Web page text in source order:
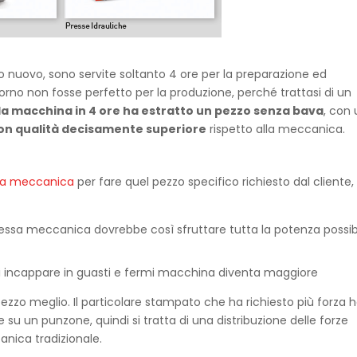
sono servite soltanto 4 ore per la preparazione ed
non fosse perfetto per la produzione, perché trattasi di un
macchina in 4 ore ha estratto un pezzo senza bava, con
qualità decisamente superiore rispetto alla meccanica.
meccanica per fare quel pezzo specifico richiesto dal cliente,
meccanica dovrebbe così sfruttare tutta la potenza
incappare in guasti e fermi macchina diventa maggiore
meglio. Il particolare stampato che ha richiesto più forza
un punzone, quindi si tratta di una distribuzione delle forze
tradizionale.